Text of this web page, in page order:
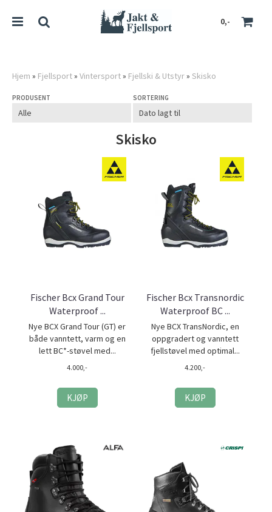
0,-
Hjem » Fjellsport» Vintersport» Fjellski & Utstyr» Skisko
PRODUSENT SORTERING
Skisko
Fischer Bcx Grand Tour
Waterproof ...
Nye BCX Grand Tour (GT) er
både vanntett, varm og en
lett BC*-støvel med...
4.000,-
KJØP
Fischer Bcx Transnordic
Waterproof BC ...
Nye BCX TransNordic, en
oppgradert og vanntett
fjellstøvel med optimal...
4.200,-
KJØP